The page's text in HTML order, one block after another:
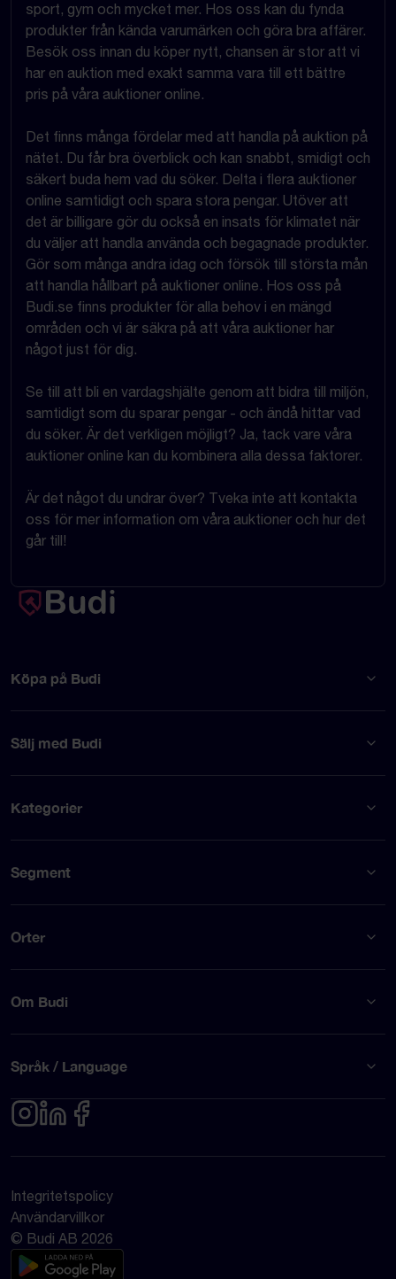
sport, gym och mycket mer. Hos oss kan du fynda
produkter från kända varumärken och göra bra affärer.
Besök oss innan du köper nytt, chansen är stor att vi
har en auktion med exakt samma vara till ett bättre
pris på våra auktioner online.
Det finns många fördelar med att handla på auktion på
nätet. Du får bra överblick och kan snabbt, smidigt och
säkert buda hem vad du söker. Delta i flera auktioner
online samtidigt och spara stora pengar. Utöver att
det är billigare gör du också en insats för klimatet när
du väljer att handla använda och begagnade produkter.
Gör som många andra idag och försök till största mån
att handla hållbart på auktioner online. Hos oss på
Budi.se finns produkter för alla behov i en mängd
områden och vi är säkra på att våra auktioner har
något just för dig.
Se till att bli en vardagshjälte genom att bidra till miljön,
samtidigt som du sparar pengar - och ändå hittar vad
du söker. Är det verkligen möjligt? Ja, tack vare våra
auktioner online kan du kombinera alla dessa faktorer.
Är det något du undrar över? Tveka inte att kontakta
oss för mer information om våra auktioner och hur det
går till!
Köpa på Budi
Sälj med Budi
Kategorier
Segment
Orter
Om Budi
Språk / Language
Integritetspolicy
Användarvillkor
© Budi AB 2026